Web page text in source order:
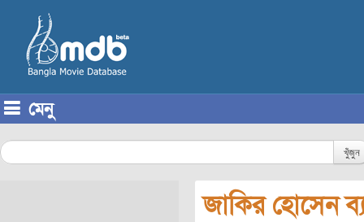
মেনু
খুঁজুন
জাকির হোসেন